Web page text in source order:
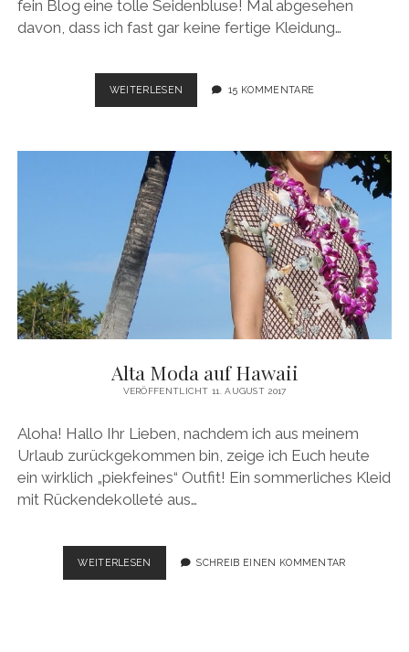
fein Blog eine tolle Seidenbluse! Mal abgesehen
davon, dass ich fast gar keine fertige Kleidung…
WEITERLESEN
SEIDENBLUSE
MIT
15 KOMMENTARE
Alta Moda auf Hawaii
VERÖFFENTLICHT 11. AUGUST 2017
Aloha! Hallo Ihr Lieben, nachdem ich aus meinem
Urlaub zurückgekommen bin, zeige ich Euch heute
ein wirklich „piekfeines“ Outfit! Ein sommerliches Kleid
mit Rückendekolleté aus…
WEITERLESEN
MODA
SCHREIB EINEN KOMMENTAR